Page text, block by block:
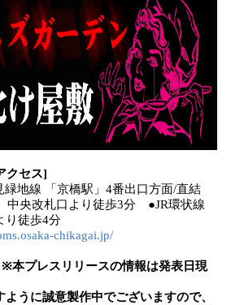
クセス]
緑地線 「京橋駅」4番出口方面/直結
中央改札口より徒歩3分 ●JR環状線
り徒歩4分
chikagai.jp/
本プレスリリースの情報は発表日現
うに誠意製作中でございますので、